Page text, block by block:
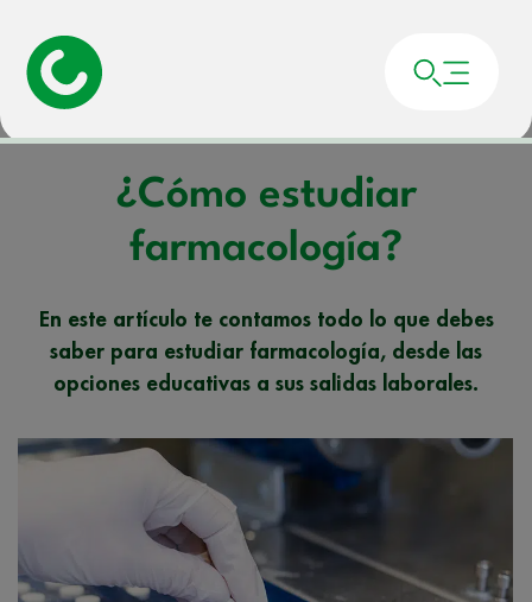
Portada»
¿Cómo estudiar
farmacología?
En este artículo te contamos todo lo que debes
saber para estudiar farmacología, desde las
opciones educativas a sus salidas laborales.